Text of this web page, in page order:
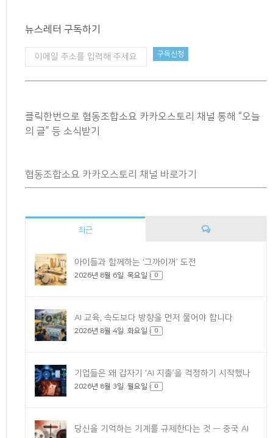
뉴스레터 구독하기
클릭한번으로 협동조합소요 카카오스토리 채널 통해 “오늘
의 글” 등 소식받기
협동조합소요 카카오스토리 채널 바로가기
최근
아이들과 함께하는 ‘그까이꺼’ 도전
2026년 8월 6일. 목요일 0
AI 교육, 속도보다 방향을 먼저 물어야 합니다
2026년 8월 4일. 화요일 0
기업들은 왜 갑자기 ‘AI 지출’을 걱정하기 시작했나
2026년 8월 3일. 월요일 0
당신을 기억하는 기계를 규제한다는 것 — 중국 AI